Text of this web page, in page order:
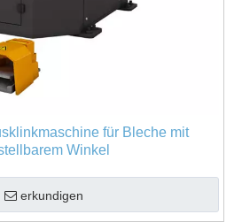
für Bleche mit
Winkel
erkundigen